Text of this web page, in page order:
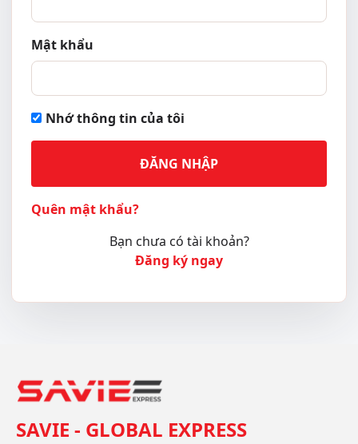
Mật khẩu
Nhớ thông tin của tôi
ĐĂNG NHẬP
Quên mật khẩu?
Bạn chưa có tài khoản?
Đăng ký ngay
SAVIE - GLOBAL EXPRESS